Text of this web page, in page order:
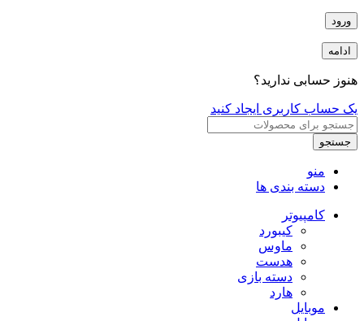
ورود
ادامه
هنوز حسابی ندارید؟
یک حساب کاربری ایجاد کنید
جستجو
منو
دسته بندی ها
کامپیوتر
کیبورد
ماوس
هدست
دسته بازی
هارد
موبایل